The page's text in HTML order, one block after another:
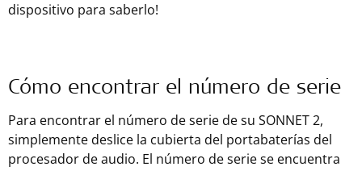
dispositivo para saberlo!
Cómo encontrar el número de serie
Para encontrar el número de serie de su SONNET 2,
simplemente deslice la cubierta del portabaterías del
procesador de audio. El número de serie se encuentra